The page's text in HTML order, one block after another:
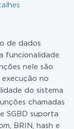
de dados
funcionalidade
nele são
no
do sistema
chamadas
SGBD suporta
BRIN, hash e